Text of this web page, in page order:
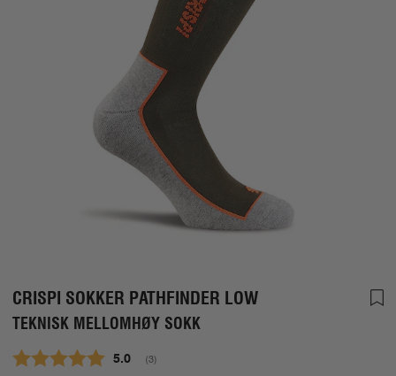
CRISPI SOKKER PATHFINDER LOW
TEKNISK MELLOMHØY SOKK
Gjennomsnittskarakter:
5.0 (stemmer:
3)